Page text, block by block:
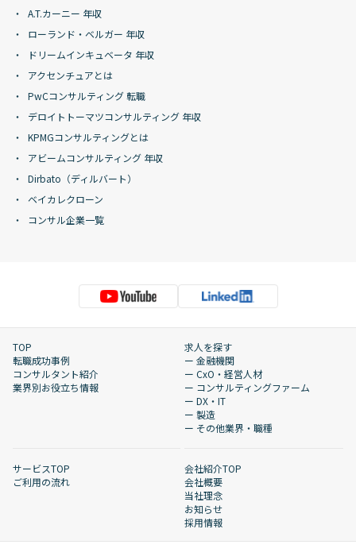
A.T.カーニー 年収
ローランド・ベルガー 年収
ドリームインキュベータ 年収
アクセンチュアとは
PwCコンサルティング 転職
デロイトトーマツコンサルティング 年収
KPMGコンサルティングとは
アビームコンサルティング 年収
Dirbato（ディルバート）
ベイカレクローン
コンサル企業一覧
TOP
転職成功事例
コンサルタント紹介
業界別お役立ち情報
求人を探す
ー 金融機関
ー CxO・経営人材
ー コンサルティングファーム
ー DX・IT
ー 製造
ー その他業界・職種
サービスTOP
ご利用の流れ
会社紹介TOP
会社概要
当社理念
お知らせ
採用情報